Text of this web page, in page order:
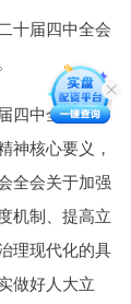
十届四中全会
四中全会精神
神核心要义，
全会关于加强
机制、提高立
理现代化的具
做好人大立